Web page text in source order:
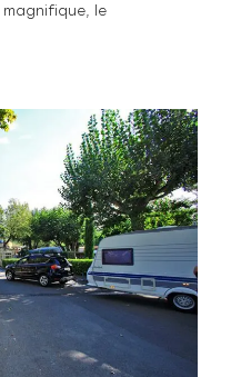
le